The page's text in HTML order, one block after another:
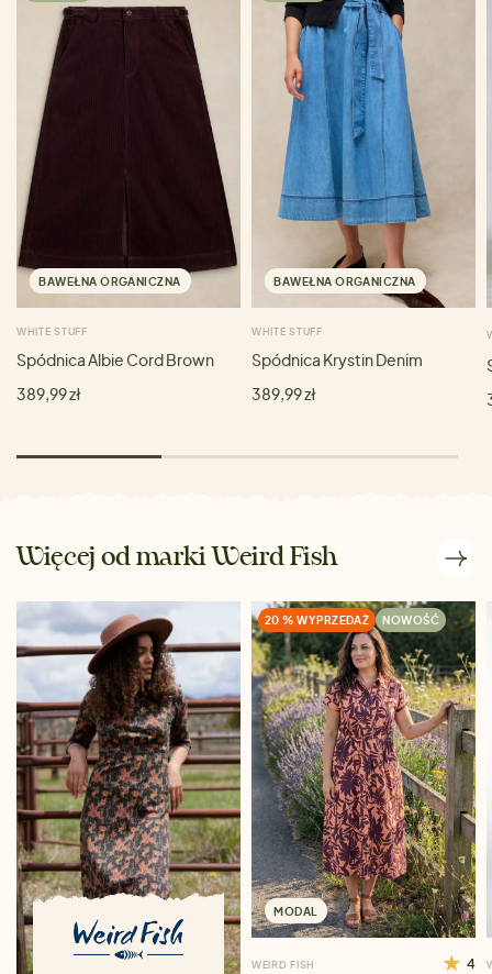
BAWEŁNA ORGANICZNA
WHITE STUFF
Spódnica Albie Cord Brown
389,99 zł
BAWEŁNA ORGANICZNA
WHITE STUFF
Spódnica Krystin Denim
389,99 zł
Więcej od marki Weird Fish
20 % WYPRZEDAŻ NOWOŚĆ
MODAL
WEIRD FISH 4